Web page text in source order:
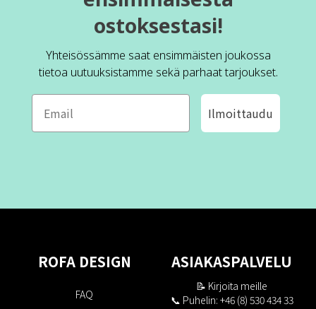
ostoksestasi!
Yhteisössämme saat ensimmäisten joukossa
tietoa uutuuksistamme sekä parhaat tarjoukset.
Ilmoittaudu
ROFA DESIGN
FAQ
ASIAKASPALVELU
📝 Kirjoita meille
📞 Puhelin: +46 (8) 530 434 33